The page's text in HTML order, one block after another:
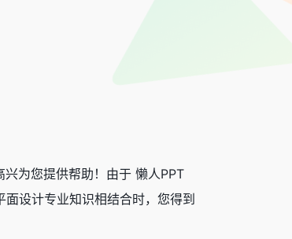
为您提供帮助！由于 懒人PPT
设计专业知识相结合时，您得到